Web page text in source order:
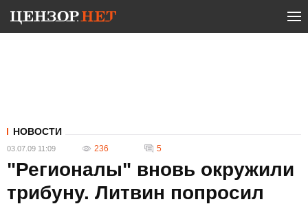
НОВОСТИ
03.07.09 11:09 236 5
"Регионалы" вновь окружили
трибуну. Литвин попросил